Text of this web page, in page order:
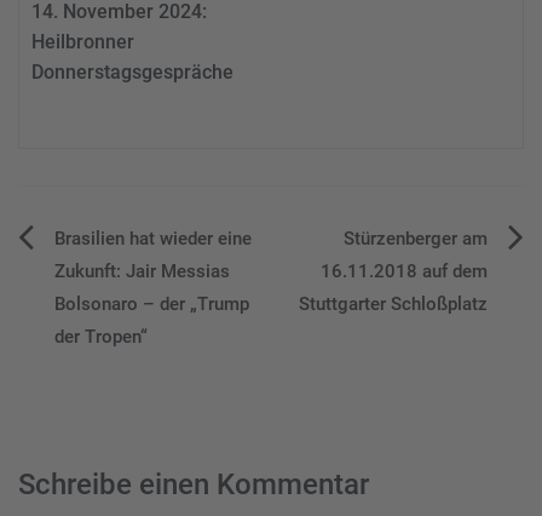
14. November 2024:
Heilbronner
Donnerstagsgespräche
Beitragsnavigation
Brasilien hat wieder eine
Zukunft: Jair Messias
Bolsonaro – der „Trump
der Tropen“
Stürzenberger am
16.11.2018 auf dem
Stuttgarter Schloßplatz
Schreibe einen Kommentar